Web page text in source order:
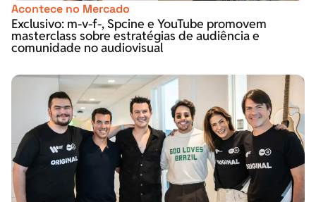
Acontece no Mercado
Exclusivo: m-v-f-, Spcine e YouTube promovem
masterclass sobre estratégias de audiência e
comunidade no audiovisual